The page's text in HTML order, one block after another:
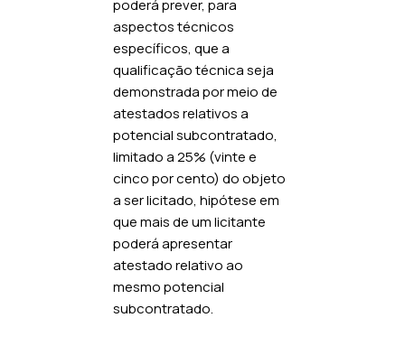
poderá prever, para
aspectos técnicos
específicos, que a
qualificação técnica seja
demonstrada por meio de
atestados relativos a
potencial subcontratado,
limitado a 25% (vinte e
cinco por cento) do objeto
a ser licitado, hipótese em
que mais de um licitante
poderá apresentar
atestado relativo ao
mesmo potencial
subcontratado.